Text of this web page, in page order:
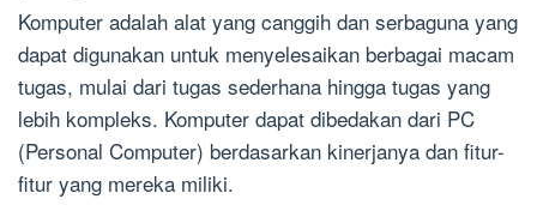
Komputer adalah alat yang canggih dan serbaguna yang
dapat digunakan untuk menyelesaikan berbagai macam
tugas, mulai dari tugas sederhana hingga tugas yang
lebih kompleks. Komputer dapat dibedakan dari PC
(Personal Computer) berdasarkan kinerjanya dan fitur-
fitur yang mereka miliki.